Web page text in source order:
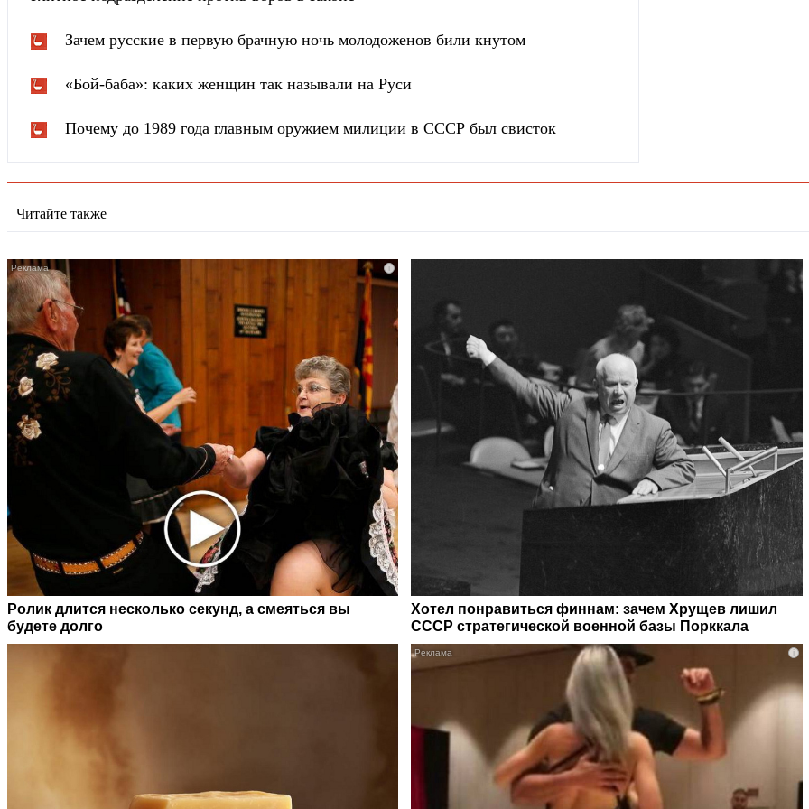
Зачем русские в первую брачную ночь молодоженов били кнутом
«Бой-баба»: каких женщин так называли на Руси
Почему до 1989 года главным оружием милиции в СССР был свисток
Читайте также
i
Ролик длится несколько секунд, а смеяться вы
будете долго
Хотел понравиться финнам: зачем Хрущев лишил
СССР стратегической военной базы Порккала
i